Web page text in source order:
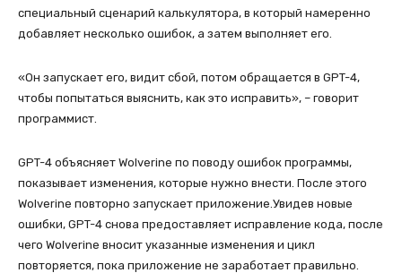
специальный сценарий калькулятора, в который намеренно
добавляет несколько ошибок, а затем выполняет его.
«Он запускает его, видит сбой, потом обращается в GPT-4,
чтобы попытаться выяснить, как это исправить», – говорит
программист.
GPT-4 объясняет Wolverine по поводу ошибок программы,
показывает изменения, которые нужно внести. После этого
Wolverine повторно запускает приложение.Увидев новые
ошибки, GPT-4 снова предоставляет исправление кода, после
чего Wolverine вносит указанные изменения и цикл
повторяется, пока приложение не заработает правильно.